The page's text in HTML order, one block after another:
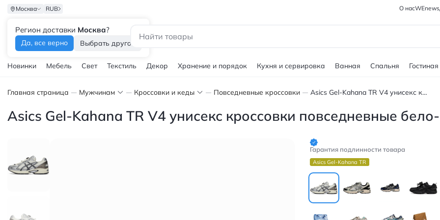
Москва
Регион доставки Москва?
Да, все верно Выбрать другой
RUB О насWEnews
Новинки Мебель Свет Текстиль Декор Хранение и порядок Кухня и сервировка Ванная Спальня Гостиная
Главная страница Мужчинам Кроссовки и кеды Повседневные кроссовки Asics Gel-Kahana TR V4 унисекс кроссовки повседневные бело-коричневые
Asics Gel-Kahana TR V4 унисекс кроссовки повседневные
Гарантия подлинности товара
Asics Gel-Kahana TR